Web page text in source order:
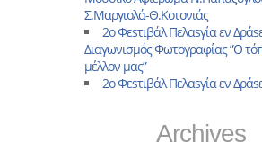
Σ.Μαργιολά-Θ.Κοτονιάς
2o Φεsτιβάλ Πελαsγία εν
Διαγωνισμός Φωτογραφίας ”Ο
μέλλον μας”
2ο Φεsτιβάλ Πελαsγία εν
Archives